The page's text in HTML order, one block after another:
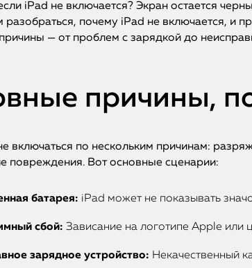
iPad не включается? Экран остается
разобраться, почему iPad не включается, и
— от проблем с зарядкой до
причины,
включаться по нескольким причинам:
повреждения. Вот основные сценарии:
батарея: iPad может не показывать
сбой: Зависание на логотипе Apple или
зарядное устройство: Некачественный